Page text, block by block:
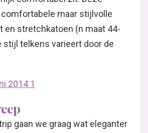
maar stijlvolle
en stretchkatoen (n maat 44-
stijl telkens varieert door de
gaan we graag wat eleganter